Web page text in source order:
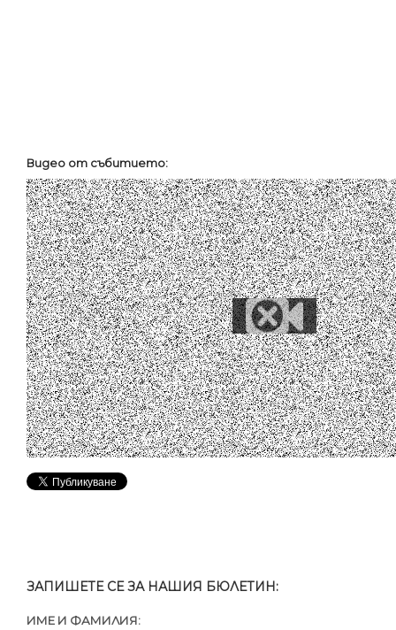
Видео от събитието:
ЗАПИШЕТЕ СЕ ЗА НАШИЯ БЮЛЕТИН:
ИМЕ И ФАМИЛИЯ: